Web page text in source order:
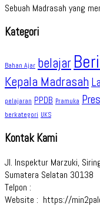
Sebuah Madrasah yang
Kategori
Bahan Ajar belajar
Kepala Madrasah
pelajaran PPDB Pramuka
berkategori UKS
Kontak Kami
Jl. Inspektur Marzuki,
Sumatera Selatan 30138
Telpon :
Website : https://